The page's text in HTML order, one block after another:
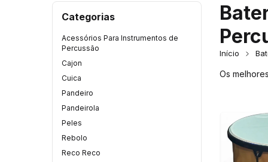
Categorias
Acessórios Para Instrumentos de
Percussão
Cajon
Cuica
Pandeiro
Pandeirola
Peles
Rebolo
Reco Reco
Início
Os